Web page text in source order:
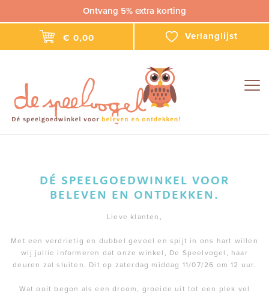
Ontvang 5% extra korting
€ 0,00 Verlanglijst
DÉ SPEELGOEDWINKEL VOOR
BELEVEN EN ONTDEKKEN.
Lieve klanten,
Met een verdrietig en dubbel gevoel en spijt in ons hart willen
wij jullie informeren dat onze winkel, De Speelvogel, haar
deuren zal sluiten. Dit op zaterdag middag 11/07/26 om 12 uur.
Wat ooit begon als een droom, groeide uit tot een plek vol